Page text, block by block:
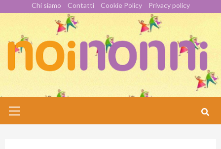
content
Chi siamo Contatti Cookie Policy Privacy policy
Menu